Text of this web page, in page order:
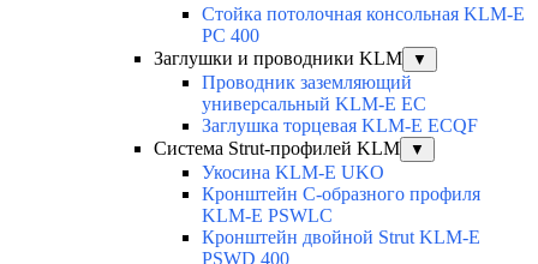
Стойка потолочная консольная KLM-E
PC 400
Заглушки и проводники KLM
▼
Проводник заземляющий
универсальный KLM-E EC
Заглушка торцевая KLM-E ECQF
Система Strut-профилей KLM
▼
Укосина KLM-E UKO
Кронштейн С-образного профиля
KLM-E PSWLC
Кронштейн двойной Strut KLM-E
PSWD 400